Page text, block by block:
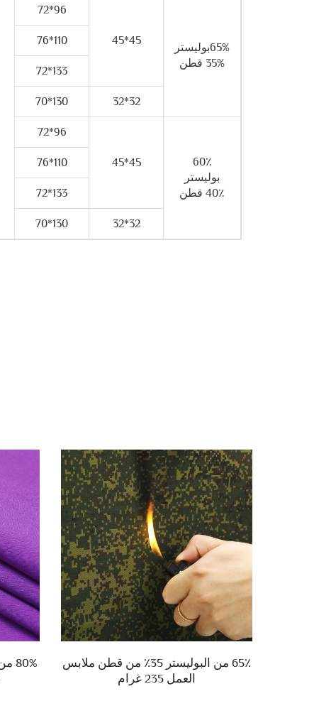
65%بوليستر
35% قطن
45*45
96*72
110*76
133*72
32*32
130*70
60٪
بوليستر
40٪ قطن
45*45
96*72
110*76
133*72
32*32
130*70
65٪ من البوليستر 35٪ من قطن ملابس
العمل 235 غرام